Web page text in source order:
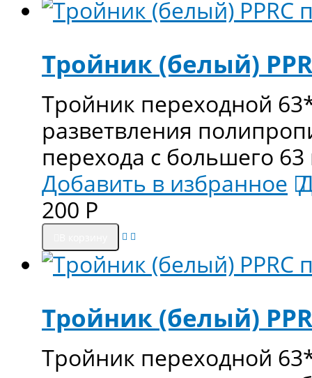
Тройник (белый)
Тройник переходной
разветвления
перехода с большего
Добавить в избранное
200 Р
Тройник (белый)
Тройник переходной